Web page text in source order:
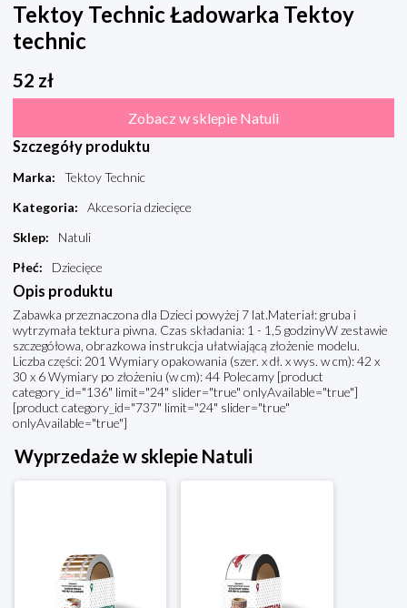
Tektoy Technic Ładowarka Tektoy
technic
52 zł
Zobacz w sklepie Natuli
Szczegóły produktu
Marka:
Tektoy Technic
Kategoria:
Akcesoria dziecięce
Sklep:
Natuli
Płeć: Dziecięce
Opis produktu
Zabawka przeznaczona dla Dzieci powyżej 7 lat.Materiał: gruba i
wytrzymała tektura piwna. Czas składania: 1 - 1,5 godzinyW zestawie
szczegółowa, obrazkowa instrukcja ułatwiającą złożenie modelu.
Liczba części: 201 Wymiary opakowania (szer. x dł. x wys. w cm): 42 x
30 x 6 Wymiary po złożeniu (w cm): 44 Polecamy [product
category_id="136" limit="24" slider="true" onlyAvailable="true"]
[product category_id="737" limit="24" slider="true"
onlyAvailable="true"]
Wyprzedaże w sklepie Natuli